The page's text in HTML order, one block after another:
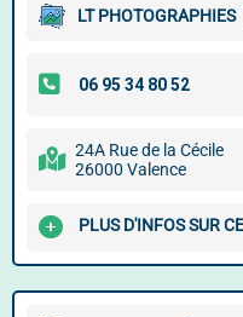
LT PHOTOGRAPHIES
24A Rue de la Cécile
26000 Valence
PLUS D'INFOS SUR